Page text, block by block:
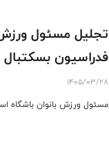
تجلیل مسئول
فدراسیون بسکتبال
1405/03/28
مسئول ورزش بانوان باشگاه